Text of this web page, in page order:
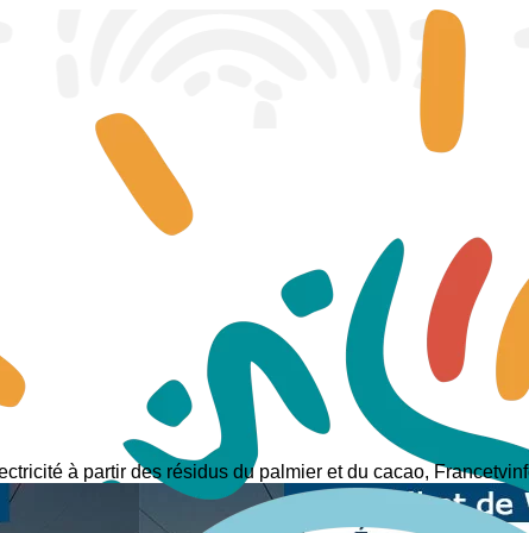
à partir des résidus du palmier et du cacao,